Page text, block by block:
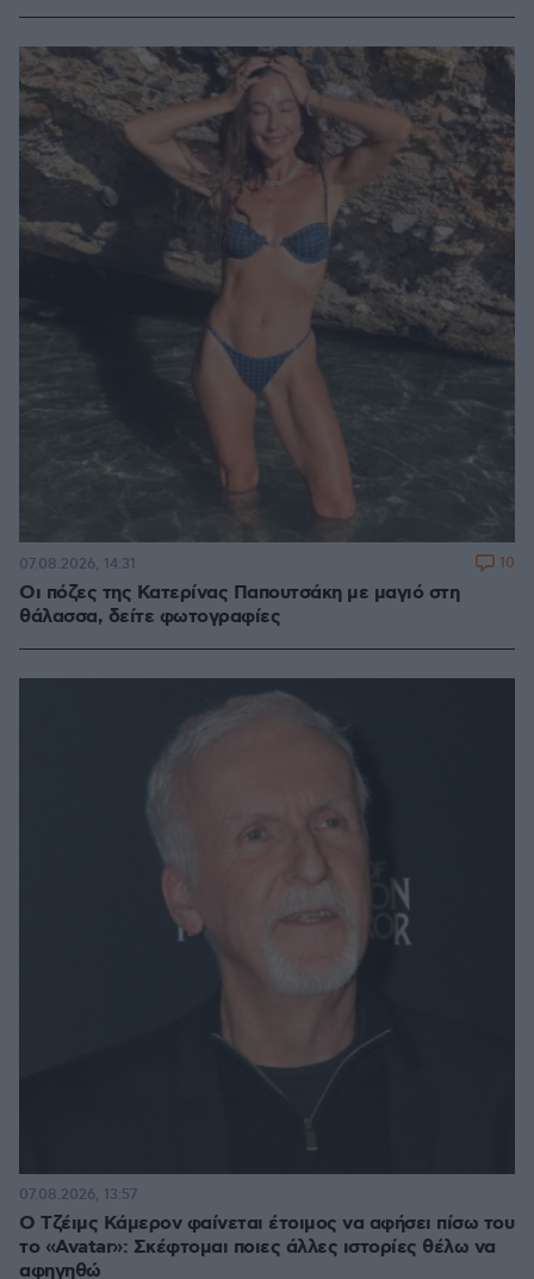
Οι πόζες της Κατερίνας Παπουτσάκη με μαγιό στη
θάλασσα, δείτε φωτογραφίες
07.08.2026, 14:31 10
Ο Τζέιμς Κάμερον φαίνεται έτοιμος να αφήσει πίσω του
το «Avatar»: Σκέφτομαι ποιες άλλες ιστορίες θέλω να
αφηγηθώ
07.08.2026, 13:57